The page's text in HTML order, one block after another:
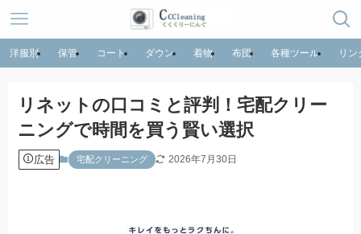
洋服別 保管 コート ダウン 着物 布団 各種ツール リン
リネットの口コミと評判！宅配クリー
ニングで時間を買う賢い選択
広告 宅配クリーニング 2026年7月30日